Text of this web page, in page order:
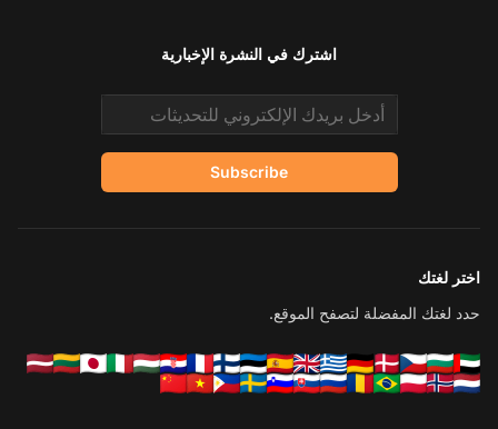
اشترك في النشرة الإخبارية
Email address
Subscribe
اختر لغتك
حدد لغتك المفضلة لتصفح الموقع.